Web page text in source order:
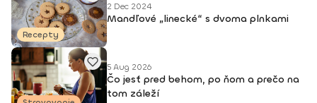
Recepty
2 Dec 2024
Mandľové „linecké“ s dvoma plnkami
5 Aug 2026
Čo jesť pred behom, po ňom a prečo na
tom záleží